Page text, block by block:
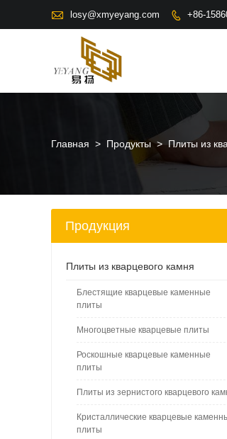
 losy@xmyeyang.com  +86-
Главная > Продукты > Плиты из
Продукция
Плиты из кварцевого камня
Блестящие кварцевые каменные
плиты
Многоцветные кварцевые плиты
Роскошные кварцевые каменные
плиты
Плиты из зернистого кварцевого
Кристаллические кварцевые
плиты